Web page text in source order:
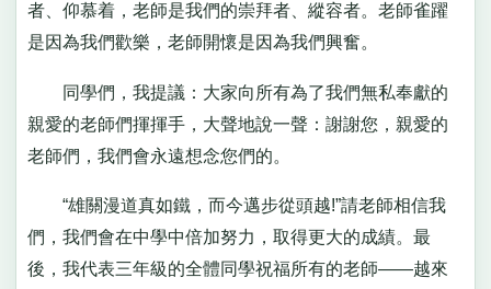
者、仰慕着，老師是我們的崇拜者、縱容者。老師雀躍
是因為我們歡樂，老師開懷是因為我們興奮。
同學們，我提議：大家向所有為了我們無私奉獻的
親愛的老師們揮揮手，大聲地說一聲：謝謝您，親愛的
老師們，我們會永遠想念您們的。
“雄關漫道真如鐵，而今邁步從頭越!”請老師相信我
們，我們會在中學中倍加努力，取得更大的成績。最
後，我代表三年級的全體同學祝福所有的老師——越來